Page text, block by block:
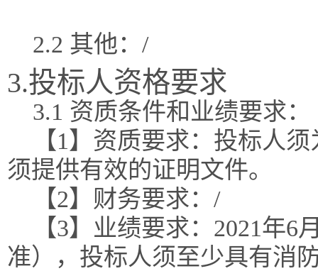
2.2 其他：/
3.投标人资格要求
3.1 资质条件和业绩要求：
【1】资质要求：投标人
须提供有效的证明文件。
【2】财务要求：/
【3】业绩要求：2021年
准），投标人须至少具有消